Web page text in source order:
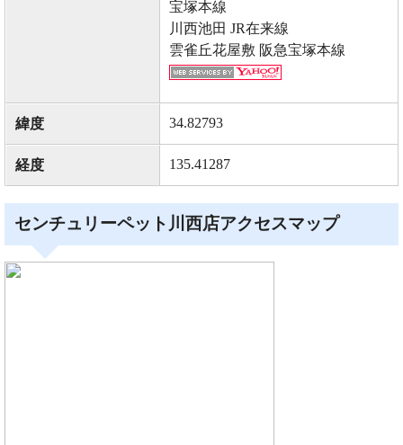
宝塚本線
川西池田 JR在来線
雲雀丘花屋敷 阪急宝塚本線
緯度 34.82793
経度 135.41287
センチュリーペット川西店アクセスマップ